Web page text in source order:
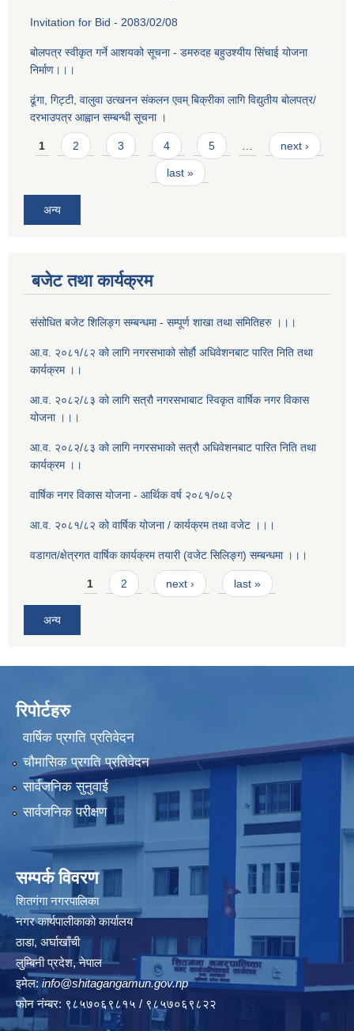
Invitation for Bid - 2083/02/08
बोलपत्र स्वीकृत गर्ने आशयको सूचना - डमरुदह बहुउश्यीय सिंचाई योजना
निर्माण।।।
ढूंगा, गिट्टी, वालुवा उत्खनन संकलन एवम् बिक्रीका लागि विद्युतीय बोलपत्र/
दरभाउपत्र आह्वान सम्बन्धी सूचना ।
Pages
1 2 3 4 5 … next ›
last »
अन्य
बजेट तथा कार्यक्रम
संसोधित बजेट शिलिङ्ग सम्बन्धमा - सम्पूर्ण शाखा तथा समितिहरु ।।।
आ.व. २०८१/८२ को लागि नगरसभाको सोर्हौ अधिवेशनबाट पारित निति तथा
कार्यक्रम ।।
आ.व. २०८२/८३ को लागि सत्रौ नगरसभाबाट स्विकृत वार्षिक नगर विकास
योजना ।।।
आ.व. २०८२/८३ को लागि नगरसभाको सत्रौ अधिवेशनबाट पारित निति तथा
कार्यक्रम ।।
वार्षिक नगर विकास योजना - आर्थिक वर्ष २०८१/०८२
आ.व. २०८१/८२ को वार्षिक योजना / कार्यक्रम तथा वजेट ।।।
वडागत/क्षेत्रगत वार्षिक कार्यक्रम तयारी (वजेट सिलिङ्ग) सम्बन्धमा ।।।
Pages1 2 next › last »
अन्य
रिपोर्टहरु
वार्षिक प्रगति प्रतिवेदन
चौमासिक प्रगति प्रतिवेदन
सार्वजनिक सुनुवाई
सार्वजनिक परीक्षण
सम्पर्क विवरण
शितगंगा नगरपालिका
नगर कार्यपालीकाकाे कार्यालय
ठाडा, अर्घाखाँची
लुम्बिनी प्रदेश, नेपाल
इमेल: info@shitagangamun.gov.np
फोन नंम्बर: ९८५७०६९८१५ / ९८५७०६९८२२